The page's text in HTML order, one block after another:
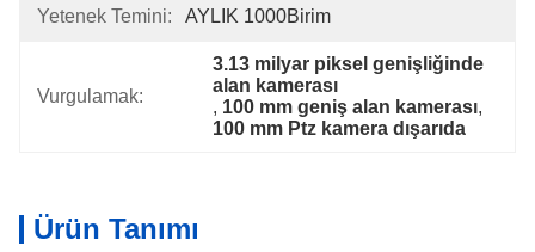
Yetenek Temini: AYLIK 1000Birim
Vurgulamak:
3.13 milyar piksel genişliğinde
alan kamerası
, 100 mm geniş alan kamerası,
100 mm Ptz kamera dışarıda
Ürün Tanımı